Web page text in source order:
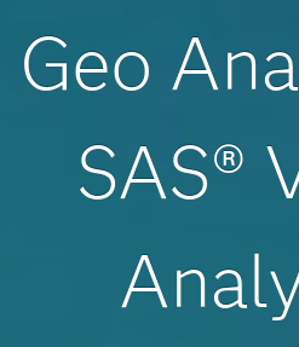
Geo
SAS®